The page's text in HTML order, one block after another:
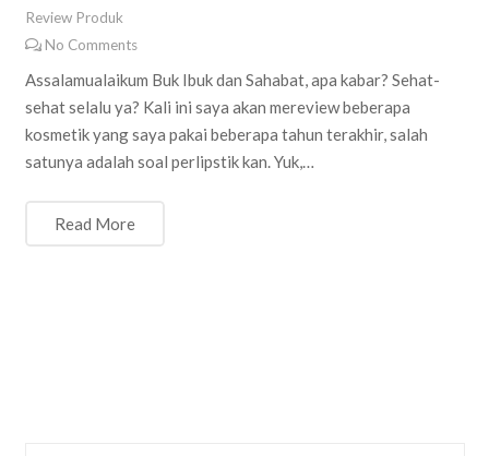
Review Produk
No Comments
Assalamualaikum Buk Ibuk dan Sahabat, apa kabar? Sehat-
sehat selalu ya? Kali ini saya akan mereview beberapa
kosmetik yang saya pakai beberapa tahun terakhir, salah
satunya adalah soal perlipstik kan. Yuk,…
Read More